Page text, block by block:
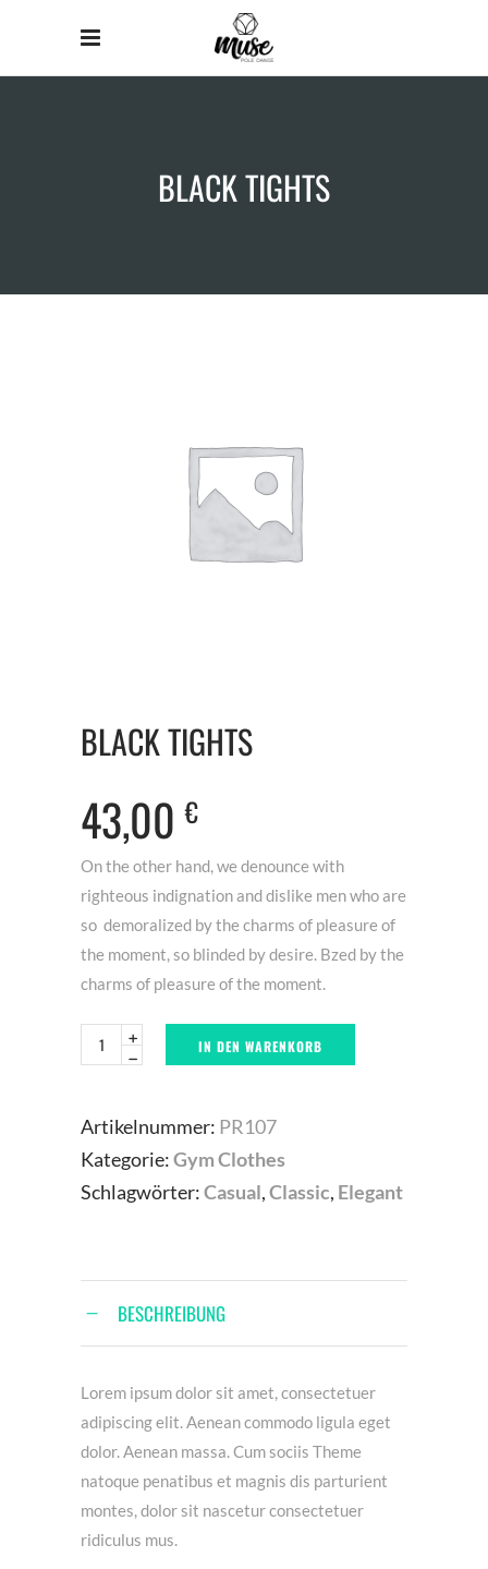
BLACK TIGHTS
BLACK TIGHTS
43,00€
On the other hand, we denounce with
righteous indignation and dislike men who are
so demoralized by the charms of pleasure of
the moment, so blinded by desire. Bzed by the
charms of pleasure of the moment.
IN DEN WARENKORB
Artikelnummer: PR107
Kategorie:Gym Clothes
Schlagwörter:Casual,Classic, Elegant
BESCHREIBUNG
Lorem ipsum dolor sit amet, consectetuer
adipiscing elit. Aenean commodo ligula eget
dolor. Aenean massa. Cum sociis Theme
natoque penatibus et magnis dis parturient
montes, dolor sit nascetur consectetuer
ridiculus mus.